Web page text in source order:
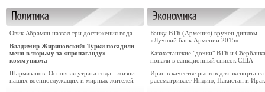
Овик Абрамян назвал три достижения года
Владимир Жириновский: Турки посадили
меня в тюрьму за «пропаганду»
коммунизма
Шармазанов: Основная утрата года - жизни
наших военнослужащих и мирных жителей
Банку ВТБ (Армения) вручен диплом
«Лучший банк Армении 2015»
Казахстанские "дочки" ВТБ и Сбербанка
попали в санкционный список США
Иран в качестве рынков для экспорта
рассматривает Индию, Пакистан и Ирак